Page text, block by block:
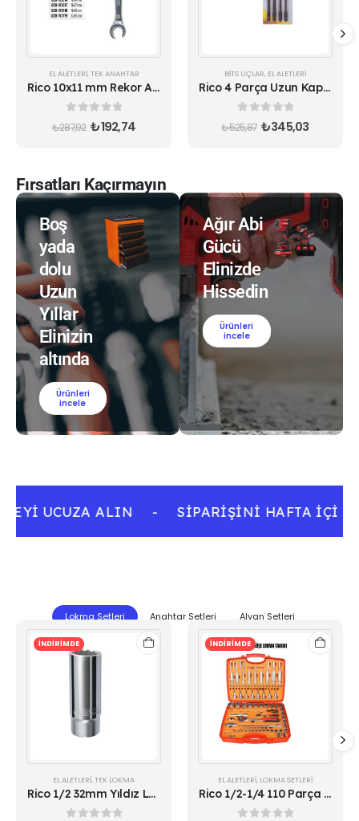
EL ALETLERI, TEK ANAHTAR
Rico 10x11 mm Rekor Anahtarı
out of 5
₺287,92 ₺192,74
BITS UÇLAR, EL ALETLERI
Rico 4 Parça Uzun Kaplamalı Matkap Uçu Torx Bits Uc Seti 150mm
out of 5
₺525,87 ₺345,03
Fırsatları Kaçırmayın
Boş
yada
dolu
Uzun
Yıllar
Elinizin
altında
Ürünleri
incele
Ağır Abi
Gücü
Elinizde
Hissedin
Ürünleri
incele
UCUZA ALIN - SIPARIŞINI HAFTA IÇI
Lokma Setleri Anahtar Setleri Alyan Setleri
İNDİRİMDE
EL ALETLERI, TEK LOKMA
Rico 1/2 32mm Yıldız Lokma 12 Köşe Uzun Derin
İNDİRİMDE
EL ALETLERI, LOKMA SETLERI
Rico 1/2-1/4 110 Parça Lokma Takımı Seti